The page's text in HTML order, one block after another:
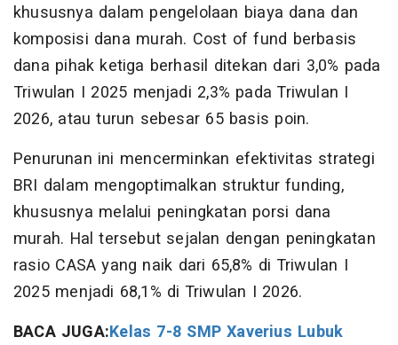
khususnya dalam pengelolaan biaya dana dan
komposisi dana murah. Cost of fund berbasis
dana pihak ketiga berhasil ditekan dari 3,0% pada
Triwulan I 2025 menjadi 2,3% pada Triwulan I
2026, atau turun sebesar 65 basis poin.
Penurunan ini mencerminkan efektivitas strategi
BRI dalam mengoptimalkan struktur funding,
khususnya melalui peningkatan porsi dana
murah. Hal tersebut sejalan dengan peningkatan
rasio CASA yang naik dari 65,8% di Triwulan I
2025 menjadi 68,1% di Triwulan I 2026.
BACA JUGA:Kelas 7-8 SMP Xaverius Lubuk